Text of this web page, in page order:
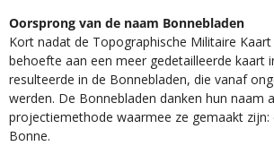
Oorsprong van de naam Bonnebladen
Kort nadat de Topographische Militaire
behoefte aan een meer gedetailleerde kaart
resulteerde in de Bonnebladen, die vanaf
werden. De Bonnebladen danken hun naam
projectiemethode waarmee ze gemaakt zijn:
Bonne.